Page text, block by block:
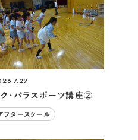
ク・パラスポーツ講座②
フタースクール